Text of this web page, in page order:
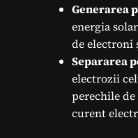
Generarea
energia
de electroni
Separarea
electrozii
perechile
curent